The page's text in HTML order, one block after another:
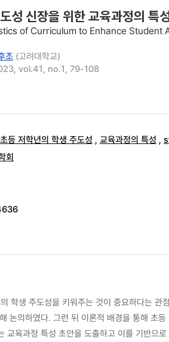
성 신장을 위한 교육과정의 특
of Curriculum to Enhance Student
조 (고려대학교)
vol.41, no.1, 79-108
초등 저학년의 학생 주도성 , 교육과정의 특성 ,
회
학생 주도성을 키워주는 것이 중요하다는
논의하였다. 그런 뒤 이론적 배경을 통해 초
교육과정 특성 초안을 도출하고 이를 기반으